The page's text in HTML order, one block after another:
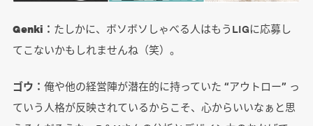
Genki： たしかに、ボソボソしゃべる人はもうLIGに応募し
てこないかもしれませんね（笑）。
ゴウ： 俺や他の経営陣が潜在的に持っていた “アウトロー” っ
ていう人格が反映されているからこそ、心からいいなぁと思